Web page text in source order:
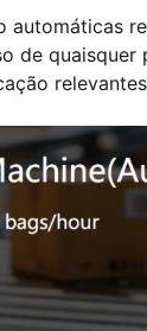
automáticas
de quaisquer